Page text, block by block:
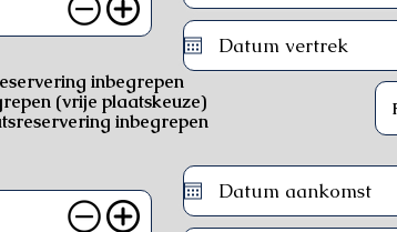
inbegrepen
(vrije plaatskeuze)
inbegrepen